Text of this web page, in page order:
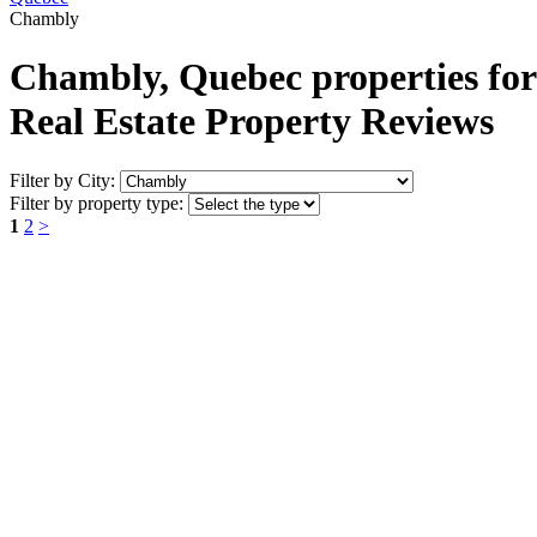
Chambly
Chambly, Quebec properties
Real Estate Property Reviews
Filter by City:
Filter by property type:
1 2 >